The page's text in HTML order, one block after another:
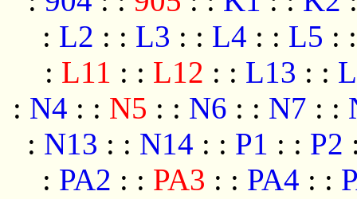
: L2 : : L3 : : L4 : : L5 :
: L11 : : L12 : : L13 : :
: N4 : : N5 : : N6 : : N7 : :
: N13 : : N14 : : P1 : : P2
: PA2 : : PA3 : : PA4 : :